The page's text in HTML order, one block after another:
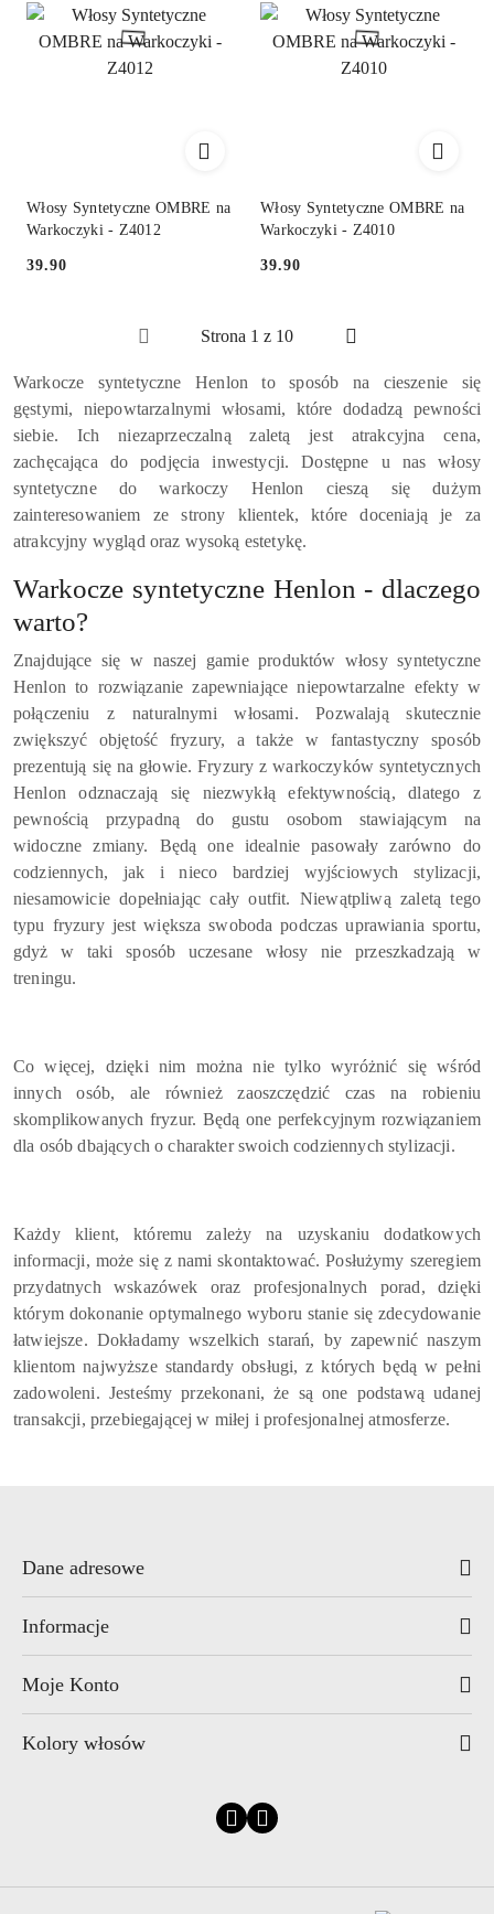
Włosy Syntetyczne OMBRE na
Warkoczyki - Z4012
Cena:
39.90
Włosy Syntetyczne OMBRE na
Warkoczyki - Z4010
Cena:
39.90
Warkocze syntetyczne Henlon to sposób na cieszenie się
gęstymi, niepowtarzalnymi włosami, które dodadzą pewności
siebie. Ich niezaprzeczalną zaletą jest atrakcyjna cena,
zachęcająca do podjęcia inwestycji. Dostępne u nas włosy
syntetyczne do warkoczy Henlon cieszą się dużym
zainteresowaniem ze strony klientek, które doceniają je za
atrakcyjny wygląd oraz wysoką estetykę.
Warkocze syntetyczne Henlon - dlaczego
warto?
Znajdujące się w naszej gamie produktów włosy syntetyczne
Henlon to rozwiązanie zapewniające niepowtarzalne efekty w
połączeniu z naturalnymi włosami. Pozwalają skutecznie
zwiększyć objętość fryzury, a także w fantastyczny sposób
prezentują się na głowie. Fryzury z warkoczyków syntetycznych
Henlon odznaczają się niezwykłą efektywnością, dlatego z
pewnością przypadną do gustu osobom stawiającym na
widoczne zmiany. Będą one idealnie pasowały zarówno do
codziennych, jak i nieco bardziej wyjściowych stylizacji,
niesamowicie dopełniając cały outfit. Niewątpliwą zaletą tego
typu fryzury jest większa swoboda podczas uprawiania sportu,
gdyż w taki sposób uczesane włosy nie przeszkadzają w
treningu.
Co więcej, dzięki nim można nie tylko wyróżnić się wśród
innych osób, ale również zaoszczędzić czas na robieniu
skomplikowanych fryzur. Będą one perfekcyjnym rozwiązaniem
dla osób dbających o charakter swoich codziennych stylizacji.
Każdy klient, któremu zależy na uzyskaniu dodatkowych
informacji, może się z nami skontaktować. Posłużymy szeregiem
przydatnych wskazówek oraz profesjonalnych porad, dzięki
którym dokonanie optymalnego wyboru stanie się zdecydowanie
łatwiejsze. Dokładamy wszelkich starań, by zapewnić naszym
klientom najwyższe standardy obsługi, z których będą w pełni
zadowoleni. Jesteśmy przekonani, że są one podstawą udanej
transakcji, przebiegającej w miłej i profesjonalnej atmosferze.
Dane adresowe
Informacje
Moje Konto
Kolory włosów